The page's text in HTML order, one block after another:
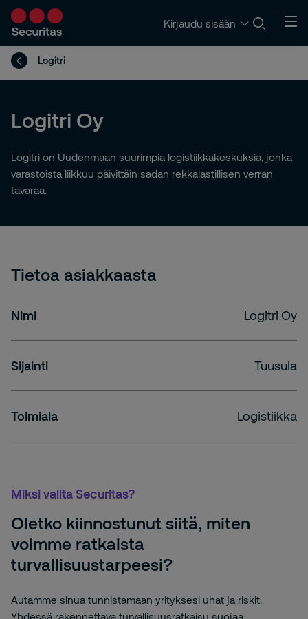
Kirjaudu sisään
Logitri
Logitri Oy
Logitri on Uudenmaan suurimpia logistiikkakeskuksia, jonka
varastoista liikkuu päivittäin sadan rekkalastillisen verran
tavaraa.
Tietoa asiakkaasta
Nimi Logitri Oy
Sijainti Tuusula
Toimiala Logistiikka
Miksi valita Securitas?
Oletko kiinnostunut siitä, miten
voimme ratkaista
turvallisuustarpeesi?
Autamme sinua tunnistamaan yrityksesi uhat ja riskit.
Yhdessä rakennettava turvallisuusratkaisu suojaa